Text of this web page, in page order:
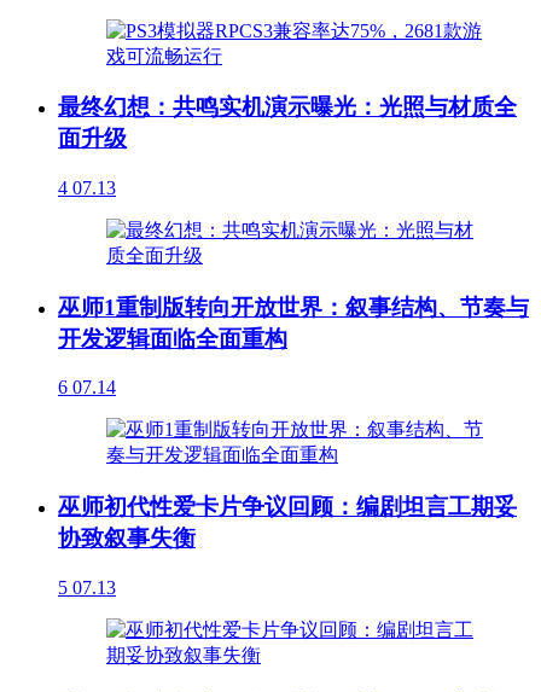
最终幻想：共鸣实机演示曝光：光照与材质全
面升级
4 07.13
巫师1重制版转向开放世界：叙事结构、节奏与
开发逻辑面临全面重构
6 07.14
巫师初代性爱卡片争议回顾：编剧坦言工期妥
协致叙事失衡
5 07.13